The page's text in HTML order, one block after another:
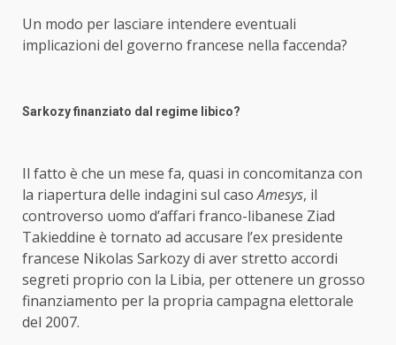
Un modo per lasciare intendere eventuali
implicazioni del governo francese nella faccenda?
Sarkozy finanziato dal regime libico?
Il fatto è che un mese fa, quasi in concomitanza con
la riapertura delle indagini sul casoAmesys, il
controverso uomo d’affari franco-libanese Ziad
Takieddine è tornato ad accusare l’ex presidente
francese Nikolas Sarkozy di aver stretto accordi
segreti proprio con la Libia, per ottenere un grosso
finanziamento per la propria campagna elettorale
del 2007.